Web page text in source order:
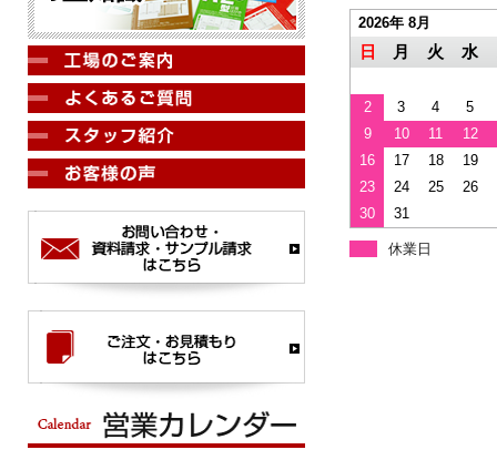
2026年 8月
日 月 火 水
2 3 4
5
9
10 11
12
16
17 18
19
23
24 25
26
30
31
休業日